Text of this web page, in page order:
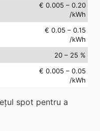
€ 0.005 – 0.20
/kWh
€ 0.05 – 0.15
/kWh
20 – 25 %
€ 0.005 – 0.05
/kWh
spot pentru a